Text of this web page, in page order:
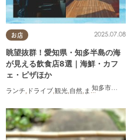
お店
知多市
,常滑市
2025.07.08
眺望抜群！愛知県・知多半島の海
が見える飲食店8選｜海鮮・カフ
ェ・ピザほか
ランチ, ドライブ,観光,自然, まちネタ 季節ネタ